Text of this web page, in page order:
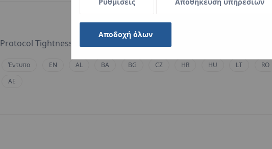
Protocol Tightness test of KAN-therm systems Medium: compressed air
Έντυπο EN AL BA BG CZ HR HU LT RO
AE
Αποδοχή όλων